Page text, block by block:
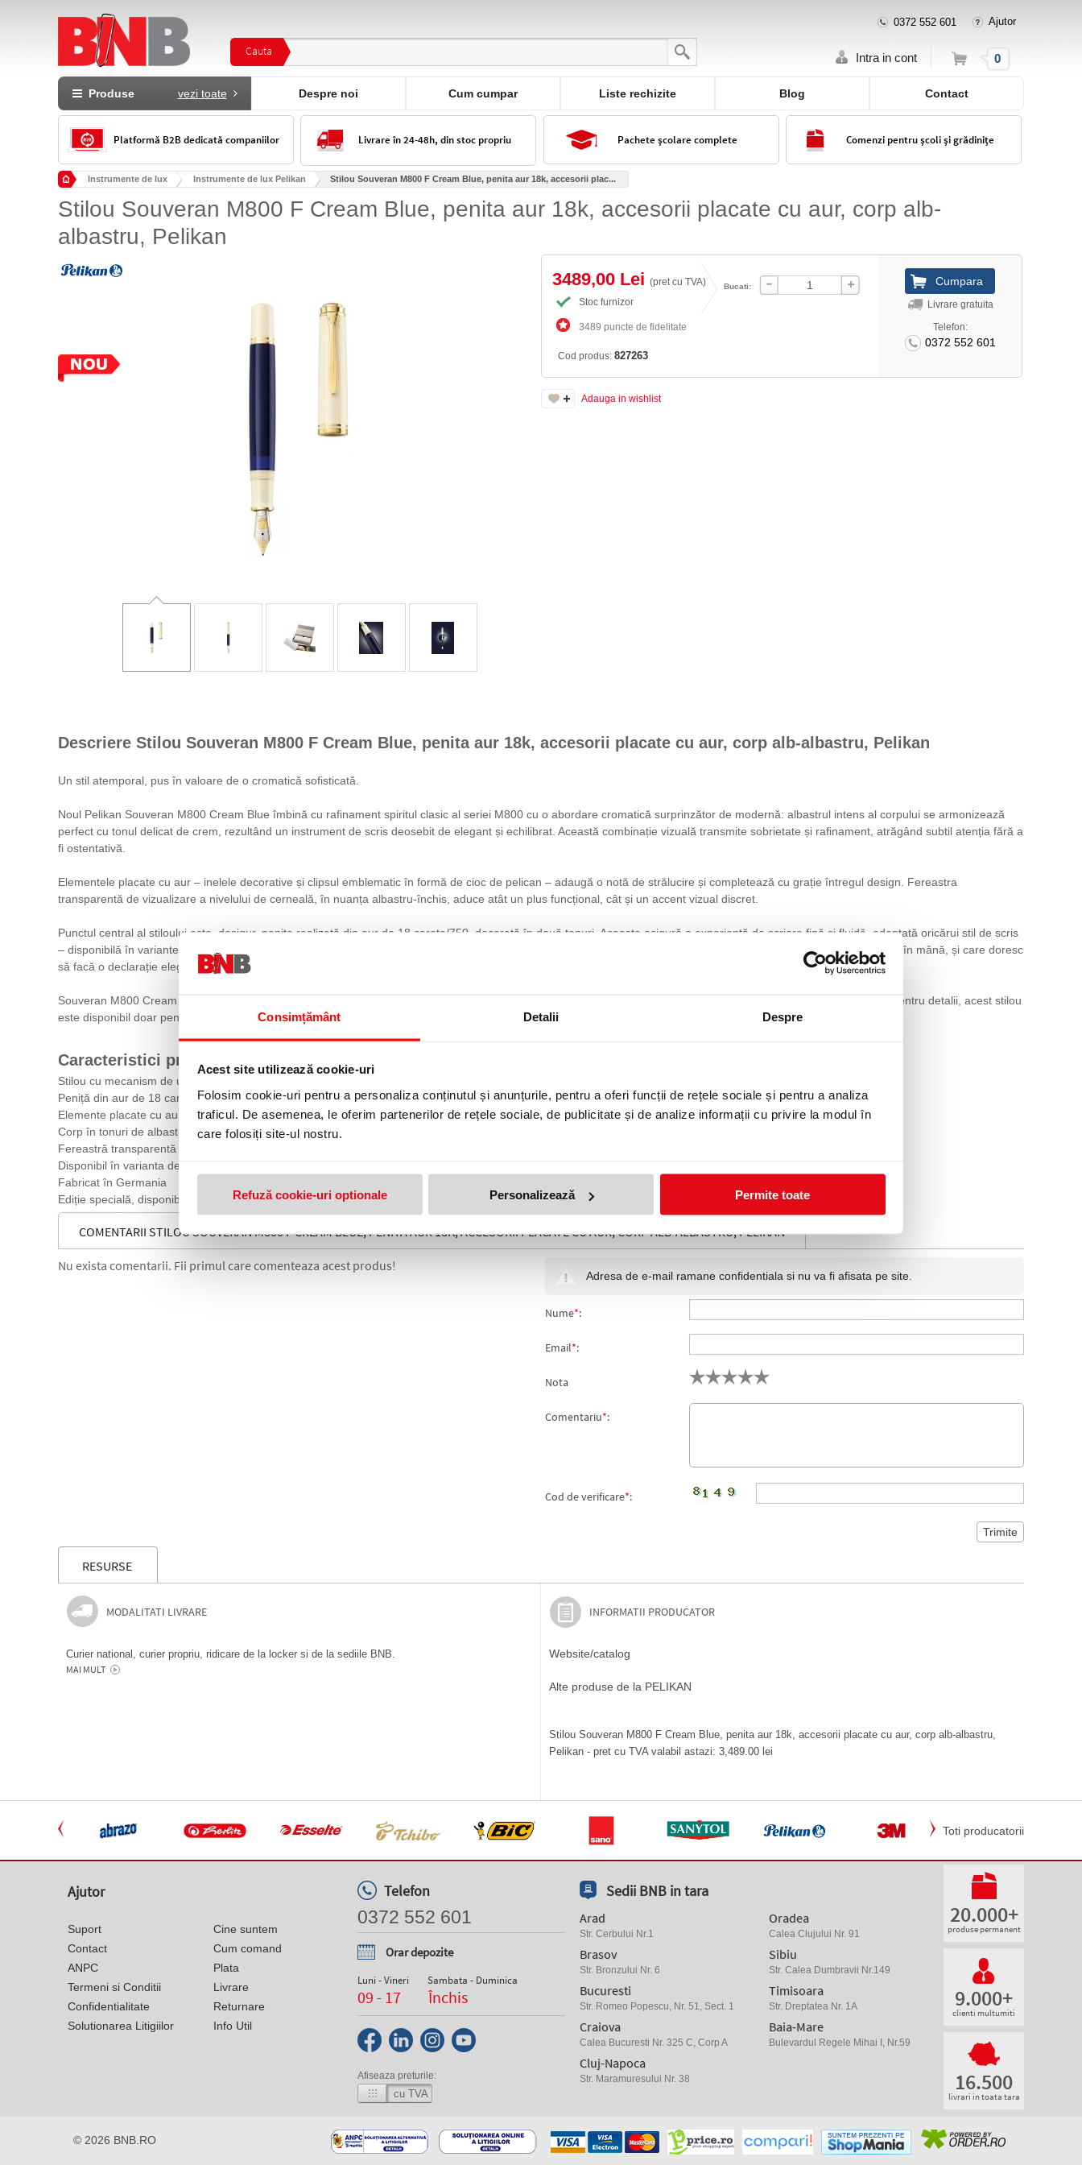
Consimțământ Detalii Despre
Acest site utilizează cookie-uri
Folosim cookie-uri pentru a personaliza conținutul și anunțurile, pentru a oferi funcții de rețele sociale și pentru a analiza
traficul. De asemenea, le oferim partenerilor de rețele sociale, de publicitate și de analize informații cu privire la modul în
care folosiți site-ul nostru.
Refuză cookie-uri optionale Personalizează Permite toate
Cauta
0372 552 601 Ajutor
Intra in cont Cos 0
Produse vezi toate Despre noi Cum cumpar Liste rechizite Blog Contact
Platformă B2B dedicată companiilor Livrare în 24-48h, din stoc propriu Pachete școlare complete Comenzi pentru școli și grădinițe
Instrumente de lux Instrumente de lux Pelikan Stilou Souveran M800 F Cream Blue, penita aur 18k, accesorii plac...
Stilou Souveran M800 F Cream Blue, penita aur 18k, accesorii placate cu aur, corp alb-
albastru, Pelikan
3489,00 Lei (pret cu TVA)
Stoc furnizor
3489 puncte de fidelitate
Bucati:
Cod produs: 827263
Livrare gratuita
Telefon:
0372 552 601
Adauga in wishlist
Descriere Stilou Souveran M800 F Cream Blue, penita aur 18k, accesorii placate cu aur, corp alb-albastru, Pelikan
Un stil atemporal, pus în valoare de o cromatică sofisticată.
Noul Pelikan Souveran M800 Cream Blue îmbină cu rafinament spiritul clasic al seriei M800 cu o abordare cromatică surprinzător de modernă: albastrul intens al corpului se armonizează
perfect cu tonul delicat de crem, rezultând un instrument de scris deosebit de elegant și echilibrat. Această combinație vizuală transmite sobrietate și rafinament, atrăgând subtil atenția fără a
fi ostentativă.
Elementele placate cu aur – inelele decorative și clipsul emblematic în formă de cioc de pelican – adaugă o notă de strălucire și completează cu grație întregul design. Fereastra
transparentă de vizualizare a nivelului de cerneală, în nuanța albastru-închis, aduce atât un plus funcțional, cât și un accent vizual discret.
Punctul central al stiloului este, desigur, penița realizată din aur de 18 carate/750, decorată în două tonuri. Aceasta asigură o experiență de scriere fină și fluidă, adaptată oricărui stil de scris
– disponibilă în variantele EF (extra fin), F (fin) și M (mediu). Este un instrument ideal pentru cei care preferă un stilou de dimensiuni generoase, dar perfect echilibrat în mână, și care doresc
să facă o declarație elegantă prin culoare și calitate.
Souveran M800 Cream Blue este o alegere inspirată pentru un cadou memorabil sau o achiziție personală deosebită. Fabricat în Germania cu o atenție impecabilă pentru detalii, acest stilou
este disponibil doar pentru o perioadă limitată – un simbol al rafinamentului discret și al autenticității.
Caracteristici produs:
Stilou cu mecanism de umplere prin piston cu diferențial
Peniță din aur de 18 carate/750, decorată în două tonuri
Elemente placate cu aur (clips și inele decorative)
Corp în tonuri de albastru închis și crem, finisaj lucios
Fereastră transparentă pentru verificarea nivelului de cerneală
Disponibil în varianta de peniță: F
Fabricat în Germania
Ediție specială, disponibilă pentru o perioadă limitată
COMENTARII STILOU SOUVERAN M800 F CREAM BLUE, PENITA AUR 18K, ACCESORII PLACATE CU AUR, CORP ALB-ALBASTRU, PELIKAN
Nu exista comentarii. Fii primul care comenteaza acest produs!
Adresa de e-mail ramane confidentiala si nu va fi afisata pe site.
Nume*:
Email*:
Nota
Comentariu*:
Cod de verificare*:
RESURSE
MODALITATI LIVRARE
Curier national, curier propriu, ridicare de la locker si de la sediile BNB.
MAI MULT
INFORMATII PRODUCATOR
Website/catalog
Alte produse de la PELIKAN
Stilou Souveran M800 F Cream Blue, penita aur 18k, accesorii placate cu aur, corp alb-albastru,
Pelikan - pret cu TVA valabil astazi: 3,489.00 lei
Toti producatorii
Ajutor
Suport
Contact
ANPC
Termeni si Conditii
Confidentialitate
Solutionarea Litigiilor
Cine suntem
Cum comand
Plata
Livrare
Returnare
Info Util
Telefon
0372 552 601
Orar depozite
Luni - Vineri
09 - 17
Sambata - Duminica
Închis
Afiseaza preturile:
cu TVA
Sedii BNB in tara
Arad
Str. Cerbului Nr.1
Brasov
Str. Bronzului Nr. 6
Bucuresti
Str. Romeo Popescu, Nr. 51, Sect. 1
Craiova
Calea Bucuresti Nr. 325 C, Corp A
Cluj-Napoca
Str. Maramuresului Nr. 38
Oradea
Calea Clujului Nr. 91
Sibiu
Str. Calea Dumbravii Nr.149
Timisoara
Str. Dreptatea Nr. 1A
Baia-Mare
Bulevardul Regele Mihai I, Nr.59
20.000+
produse permanent
9.000+
clienti multumiti
16.500
livrari in toata tara
© 2026 BNB.RO